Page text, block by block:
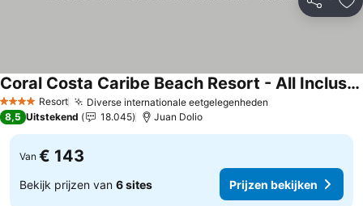
Delen
4 SterrenResort Diverse internationale eetgelegenheden
Coral Costa Caribe Beach Resort - All Inclusive
Prijzen bekijken
8,5 Uitstekend 18.045 Juan Dolio
Van € 143
Bekijk prijzen van 6 sites Prijzen bekijken